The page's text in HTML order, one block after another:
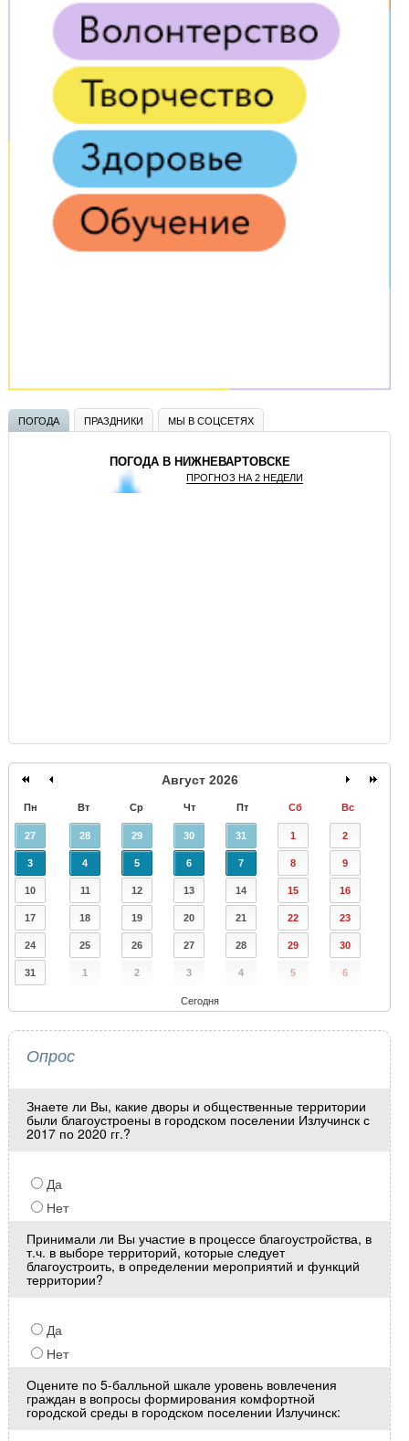
ПОГОДА ПРАЗДНИКИ МЫ В СОЦСЕТЯХ
ПОГОДА В НИЖНЕВАРТОВСКЕ
ПРОГНОЗ НА 2 НЕДЕЛИ
Август 2026
Пн Вт Ср Чт Пт Сб Вс
27 28 29 30 31 1 2
3 4 5 6 7 8 9
10 11 12 13 14 15 16
17 18 19 20 21 22 23
24 25 26 27 28 29 30
31 1 2 3 4 5 6
Сегодня
Опрос
Знаете ли Вы, какие дворы и общественные территории
были благоустроены в городском поселении Излучинск с
2017 по 2020 гг.?
Да
Нет
Принимали ли Вы участие в процессе благоустройства, в
т.ч. в выборе территорий, которые следует
благоустроить, в определении мероприятий и функций
территории?
Да
Нет
Оцените по 5-балльной шкале уровень вовлечения
граждан в вопросы формирования комфортной
городской среды в городском поселении Излучинск: